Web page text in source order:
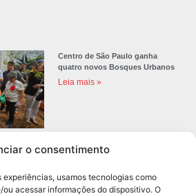
o consentimento
experiências, usamos tecnologias como
acessar informações do dispositivo. O
Centro de São Paulo ganha
quatro novos Bosques Urbanos
Leia mais »
para professores